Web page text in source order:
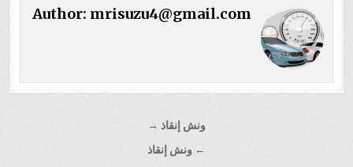
Author: mrisuzu4@gmail.com
ونش إنقاذ →
← ونش إنقاذ